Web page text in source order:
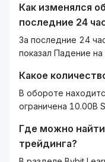
Как изменялся
последние 24
За последние 24
показал Падение
Какое
В обороте
ограничена 10.00B
Где можно
трейдинга?